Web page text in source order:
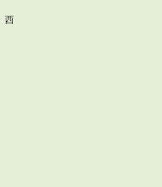
西